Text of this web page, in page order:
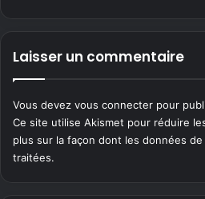
Laisser un commentaire
Vous devez vous connecter pour
Ce site utilise Akismet pour réduire
plus sur la façon dont les données
traitées.